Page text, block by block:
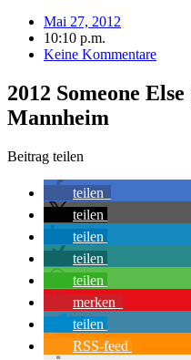
Mai 27, 2012
10:10 p.m.
Keine Kommentare
2012 Someone
Mannheim
Beitrag teilen
teilen
teilen
teilen
teilen
teilen
merken
teilen
RSS-feed